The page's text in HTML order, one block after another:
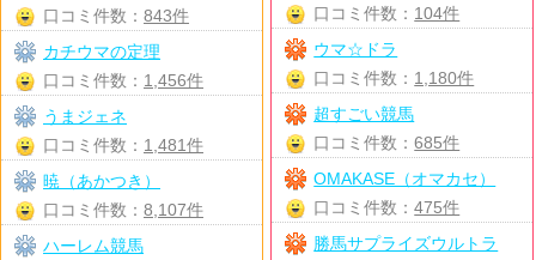
口コミ件数： 104件
ウマ☆ドラ
口コミ件数： 1,180件
超すごい競馬
口コミ件数：685件
OMAKASE（オマカセ）
口コミ件数：475件
勝馬サプライズウルトラ
口コミ件数： 843件
カチウマの定理
口コミ件数： 1,456件
うまジェネ
口コミ件数： 1,481件
暁（あかつき）
口コミ件数： 8,107件
ハーレム競馬